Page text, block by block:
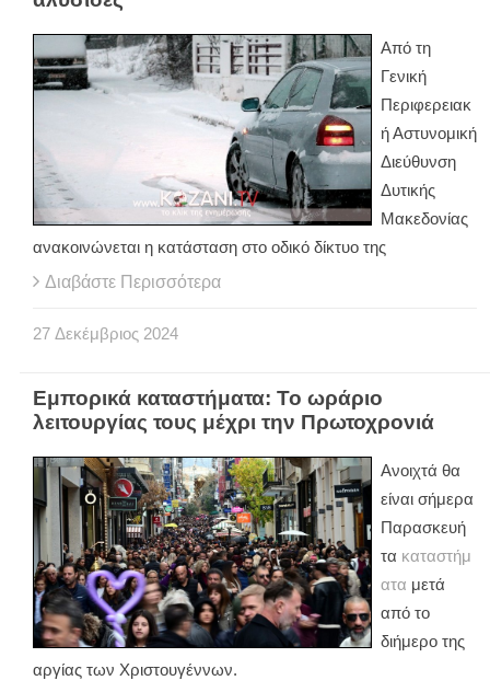
Από τη
Γενική
Περιφερειακ
ή Αστυνομική
Διεύθυνση
Δυτικής
Μακεδονίας
ανακοινώνεται η κατάσταση στο οδικό δίκτυο της
Διαβάστε Περισσότερα
27 Δεκέμβριος 2024
Εμπορικά καταστήματα: Το ωράριο
λειτουργίας τους μέχρι την Πρωτοχρονιά
Ανοιχτά θα
είναι σήμερα
Παρασκευή
τα καταστήμ
ατα μετά
από το
διήμερο της
αργίας των Χριστουγέννων.